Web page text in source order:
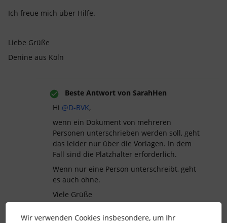
Ich freue mich über Hilfe.
Liebe Grüße
Denine aus Köln
Beste Antwort von SarahHen
Hi ​ @D-BVK,
wenn ein Dokument von mehreren
Personen unterschrieben werden soll, geht
das leider nur über die Vorlagen. In dem
Fall sind die Platzhalter erforderlich.
Wenn nur eine Person unterschreibt, geht
es auch ohne.
Viele Grüße
Wir verwenden Cookies insbesondere, um Ihr